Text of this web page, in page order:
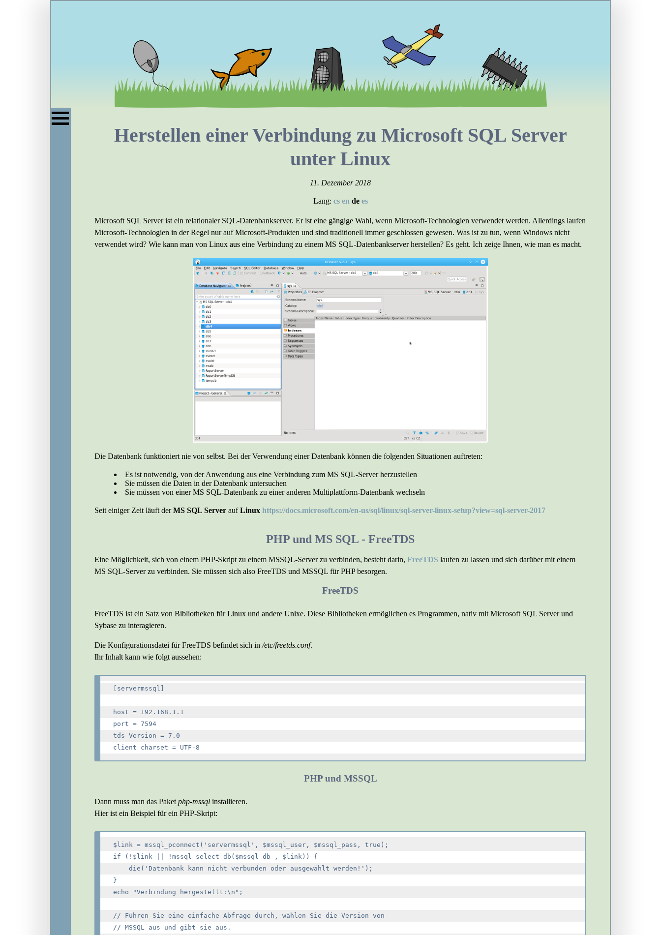
Herstellen einer Verbindung zu Microsoft SQL Server
unter Linux
11. Dezember 2018
Lang: cs en de es
Microsoft SQL Server ist ein relationaler SQL-Datenbankserver. Er ist eine gängige Wahl, wenn Microsoft-Technologien verwendet werden. Allerdings laufen
Microsoft-Technologien in der Regel nur auf Microsoft-Produkten und sind traditionell immer geschlossen gewesen. Was ist zu tun, wenn Windows nicht
verwendet wird? Wie kann man von Linux aus eine Verbindung zu einem MS SQL-Datenbankserver herstellen? Es geht. Ich zeige Ihnen, wie man es macht.
Die Datenbank funktioniert nie von selbst. Bei der Verwendung einer Datenbank können die folgenden Situationen auftreten:
Es ist notwendig, von der Anwendung aus eine Verbindung zum MS SQL-Server herzustellen
Sie müssen die Daten in der Datenbank untersuchen
Sie müssen von einer MS SQL-Datenbank zu einer anderen Multiplattform-Datenbank wechseln
Seit einiger Zeit läuft derMS SQL Server aufLinux https://docs.microsoft.com/en-us/sql/linux/sql-server-linux-setup?view=sql-server-2017
PHP und MS SQL - FreeTDS
Eine Möglichkeit, sich von einem PHP-Skript zu einem MSSQL-Server zu verbinden, besteht darin, FreeTDS laufen zu lassen und sich darüber mit einem
MS SQL-Server zu verbinden. Sie müssen sich also FreeTDS und MSSQL für PHP besorgen.
FreeTDS
FreeTDS ist ein Satz von Bibliotheken für Linux und andere Unixe. Diese Bibliotheken ermöglichen es Programmen, nativ mit Microsoft SQL Server und
Sybase zu interagieren.
Die Konfigurationsdatei für FreeTDS befindet sich in /etc/freetds.conf.
Ihr Inhalt kann wie folgt aussehen:
[servermssql]
host = 192.168.1.1
port = 7594
tds Version = 7.0
PHP und MSSQL
Dann muss man das Paket php-mssql installieren.
Hier ist ein Beispiel für ein PHP-Skript:
$link = mssql_pconnect('servermssql', $mssql_user, $mssql_pass, true);
if (!$link || !mssql_select_db($mssql_db , $link)) {
    die('Datenbank kann nicht verbunden oder ausgewählt werden!');
}
echo "Verbindung hergestellt:\n";
// Führen Sie eine einfache Abfrage durch, wählen Sie die Version von
// MSSQL aus und gibt sie aus.